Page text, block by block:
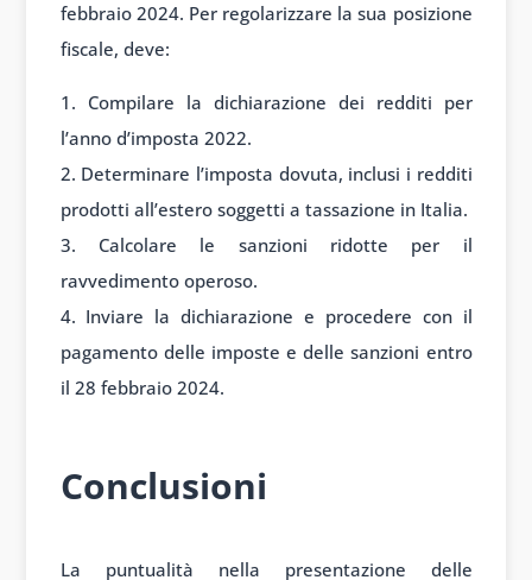
febbraio 2024. Per regolarizzare la sua posizione
fiscale, deve:
Compilare la dichiarazione dei redditi per
l’anno d’imposta 2022.
Determinare l’imposta dovuta, inclusi i redditi
prodotti all’estero soggetti a tassazione in Italia.
Calcolare le sanzioni ridotte per il
ravvedimento operoso.
Inviare la dichiarazione e procedere con il
pagamento delle imposte e delle sanzioni entro
il 28 febbraio 2024.
Conclusioni
La puntualità nella presentazione delle